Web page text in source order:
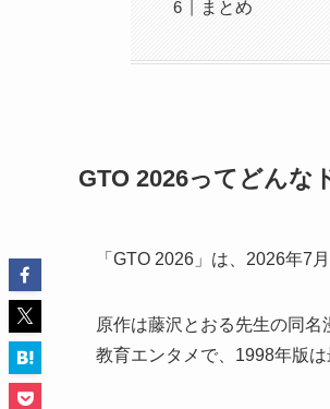
まとめ
GTO 2026ってどんな
「GTO 2026」は、2026年7
原作は藤沢とおる先生の同
教育エンタメで、1998年版